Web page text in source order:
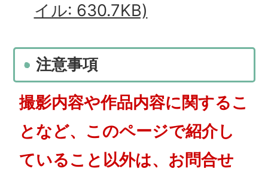
イル: 630.7KB)
注意事項
撮影内容や作品内容に関するこ
となど、このページで紹介し
ていること以外は、お問合せ